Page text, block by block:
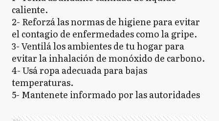
caliente.
2- Reforzá las normas de higiene para evitar
el contagio de enfermedades como la gripe.
3- Ventilá los ambientes de tu hogar para
evitar la inhalación de monóxido de carbono.
4- Usá ropa adecuada para bajas
temperaturas.
5- Mantenete informado por las autoridades
Ads